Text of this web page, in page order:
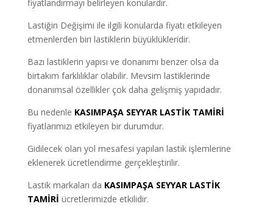
fiyatlandırmayı belirleyen konulardır.
Lastiğin Değişimi ile ilgili konularda fiyatı etkileyen
etmenlerden biri lastiklerin büyüklükleridir.
Bazı lastiklerin yapısı ve donanımı benzer olsa da
birtakım farklılıklar olabilir. Mevsim lastiklerinde
donanımsal özellikler çok daha gelişmiş yapıdadır.
Bu nedenle KASIMPAŞA SEYYAR LASTİK TAMİRİ
fiyatlarımızı etkileyen bir durumdur.
Gidilecek olan yol mesafesi yapılan lastik işlemlerine
eklenerek ücretlendirme gerçekleştirilir.
Lastik markaları da KASIMPAŞA SEYYAR LASTİK
TAMİRİ ücretlerimizde etkilidir.